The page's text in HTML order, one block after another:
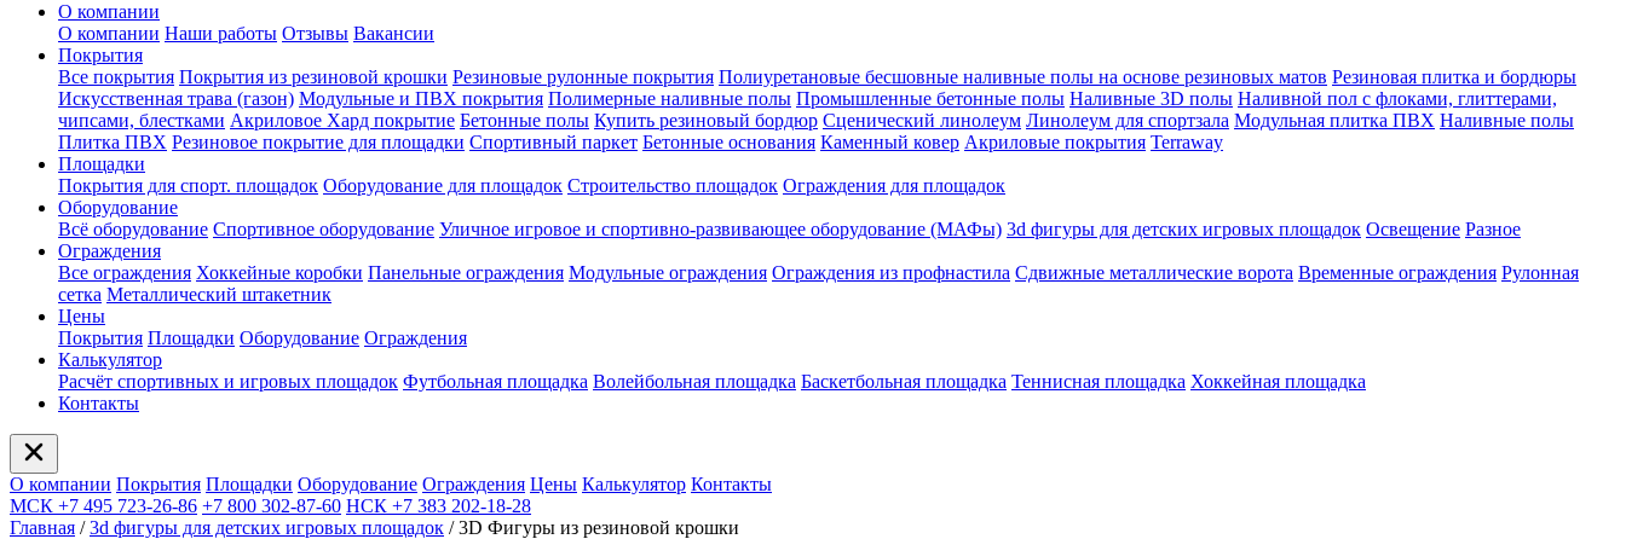
О компании
О компании Наши работы Отзывы Вакансии
Покрытия
Все покрытия Покрытия из резиновой крошки Резиновые рулонные покрытия Полиуретановые бесшовные наливные полы на основе резиновых матов Резиновая плитка и бордюры
Искусственная трава (газон) Модульные и ПВХ покрытия Полимерные наливные полы Промышленные бетонные полы Наливные 3D полы Наливной пол с флоками, глиттерами,
чипсами, блестками Акриловое Хард покрытие Бетонные полы Купить резиновый бордюр Сценический линолеум Линолеум для спортзала Модульная плитка ПВХ Наливные полы
Плитка ПВХ Резиновое покрытие для площадки Спортивный паркет Бетонные основания Каменный ковер Акриловые покрытия Terraway
Площадки
Покрытия для спорт. площадок Оборудование для площадок Строительство площадок Ограждения для площадок
Оборудование
Всё оборудование Спортивное оборудование Уличное игровое и спортивно-развивающее оборудование (МАФы) 3d фигуры для детских игровых площадок Освещение Разное
Ограждения
Все ограждения Хоккейные коробки Панельные ограждения Модульные ограждения Ограждения из профнастила Сдвижные металлические ворота Временные ограждения Рулонная
сетка Металлический штакетник
Цены
Покрытия Площадки Оборудование Ограждения
Калькулятор
Расчёт спортивных и игровых площадок Футбольная площадка Волейбольная площадка Баскетбольная площадка Теннисная площадка Хоккейная площадка
Контакты
О компании Покрытия Площадки Оборудование Ограждения Цены Калькулятор Контакты
МСК +7 495 723-26-86 +7 800 302-87-60 НСК +7 383 202-18-28
Главная / 3d фигуры для детских игровых площадок / 3D Фигуры из резиновой крошки